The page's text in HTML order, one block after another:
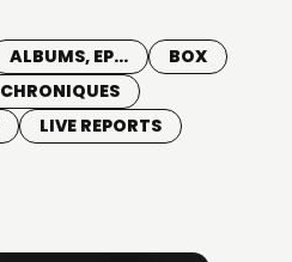
ALBUMS, EP...
BOX
CHRONIQUES
LIVE REPORTS